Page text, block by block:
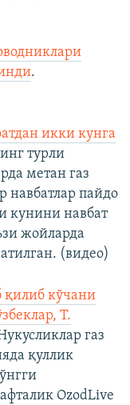
.
икки кунга
турли
метан газ
навбатлар пайдо
кунини навбат
жойларда
(видео)
қилиб кўчани
Т.
газ
қуллик
OzodLive